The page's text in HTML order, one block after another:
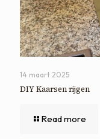
14 maart 2025
DIY Kaarsen rijgen
Read more